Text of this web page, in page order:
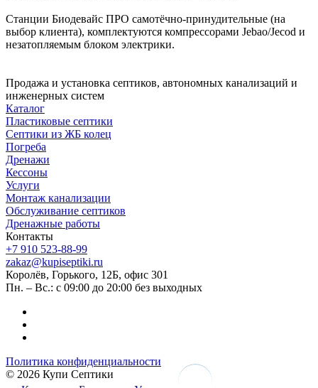
Станции Биодевайс ПРО самотёчно-принудительные (на
выбор клиента), комплектуются компрессорами Jebao/Jecod и
незатопляемым блоком электрики.
Продажа и установка септиков, автономных канализаций и
инженерных систем
Каталог
Пластиковые септики
Септики из ЖБ колец
Погреба
Дренажи
Кессоны
Услуги
Монтаж канализации
Обслуживание септиков
Дренажные работы
Контакты
+7 910 523-88-99
zakaz@kupiseptiki.ru
Королёв, Горького, 12Б, офис 301
Пн. – Вс.: с 09:00 до 20:00 без выходных
Политика конфиденциальности
© 2026 Купи Септики